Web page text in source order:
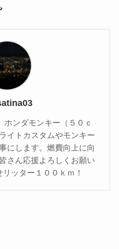
ホンダモンキー（５０ｃ
イトカスタムやモンキー
にします。燃費向上に向
さん応援よろしくお願い
ッター１００ｋｍ！